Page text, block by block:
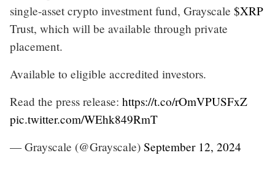
single-asset crypto investment fund, Grayscale $XRP
Trust, which will be available through private
placement.
Available to eligible accredited investors.
Read the press release: https://t.co/rOmVPUSFxZ
pic.twitter.com/WEhk849RmT
— Grayscale (@Grayscale) September 12, 2024